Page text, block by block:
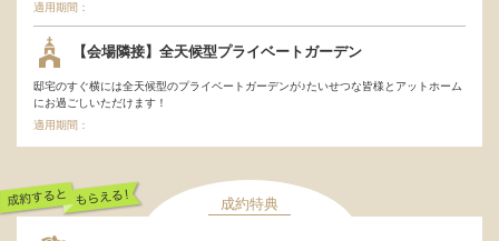
適用期間：
【会場隣接】全天候型プライベートガーデン
邸宅のすぐ横には全天候型のプライベートガーデンが♪たいせつな皆様とアットホーム
にお過ごしいただけます！
適用期間：
成約特典